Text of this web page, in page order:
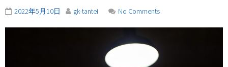
2022年5月10日 gk-tantei No Comments